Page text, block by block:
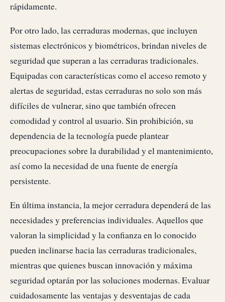
rápidamente.
Por otro lado, las cerraduras modernas, que incluyen
sistemas electrónicos y biométricos, brindan niveles de
seguridad que superan a las cerraduras tradicionales.
Equipadas con características como el acceso remoto y
alertas de seguridad, estas cerraduras no solo son más
difíciles de vulnerar, sino que también ofrecen
comodidad y control al usuario. Sin prohibición, su
dependencia de la tecnología puede plantear
preocupaciones sobre la durabilidad y el mantenimiento,
así como la necesidad de una fuente de energía
persistente.
En última instancia, la mejor cerradura dependerá de las
necesidades y preferencias individuales. Aquellos que
valoran la simplicidad y la confianza en lo conocido
pueden inclinarse hacia las cerraduras tradicionales,
mientras que quienes buscan innovación y máxima
seguridad optarán por las soluciones modernas. Evaluar
cuidadosamente las ventajas y desventajas de cada